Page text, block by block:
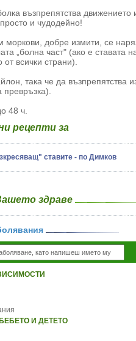
възпрепятства
и чудодейно!
моркови, добре измити, се
„болна част" (ако е ставата
всички страни).
така че да възпрепятства
превръзка).
48 ч.
рецепти за
ставите - по Димков
здраве
И ДЕТЕТО